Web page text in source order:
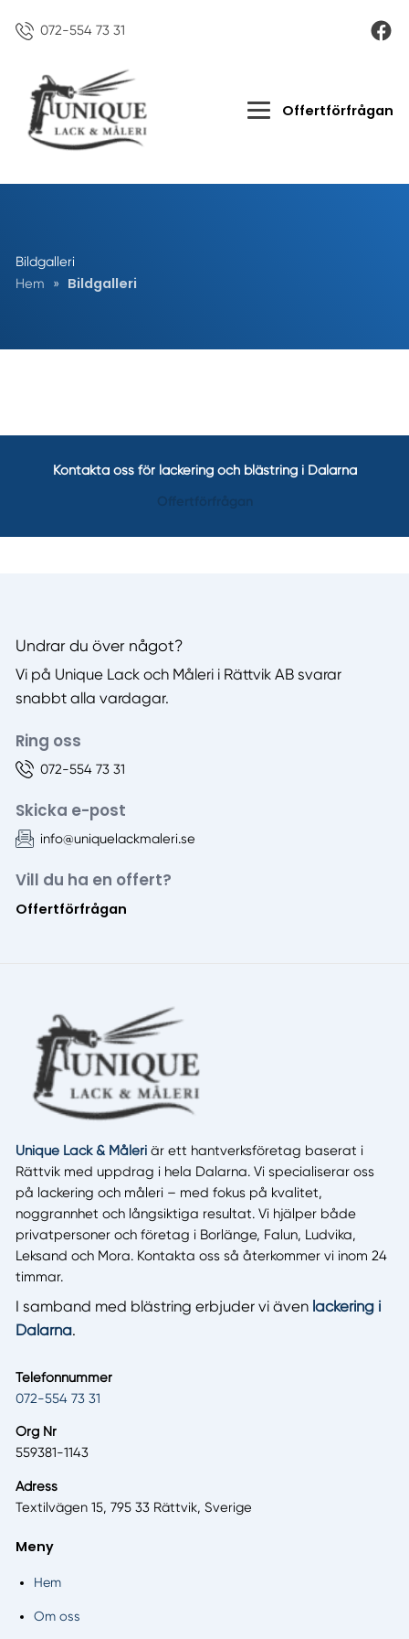
072-554 73 31
Offertförfrågan
Bildgalleri
Hem
» Bildgalleri
Kontakta oss för lackering och blästring i Dalarna
Offertförfrågan
Undrar du över något?
Vi på Unique Lack och Måleri i Rättvik AB svarar
snabbt alla vardagar.
Ring oss
072-554 73 31
Skicka e-post
info@uniquelackmaleri.se
Vill du ha en offert?
Offertförfrågan
Unique Lack & Måleri är ett hantverksföretag baserat i
Rättvik med uppdrag i hela Dalarna. Vi specialiserar oss
på lackering och måleri – med fokus på kvalitet,
noggrannhet och långsiktiga resultat. Vi hjälper både
privatpersoner och företag i Borlänge, Falun, Ludvika,
Leksand och Mora. Kontakta oss så återkommer vi inom 24
timmar.
I samband med blästring erbjuder vi även lackering i
Dalarna.
Telefonnummer
072-554 73 31
Org Nr
559381-1143
Adress
Textilvägen 15, 795 33 Rättvik, Sverige
Meny
Hem
Om oss